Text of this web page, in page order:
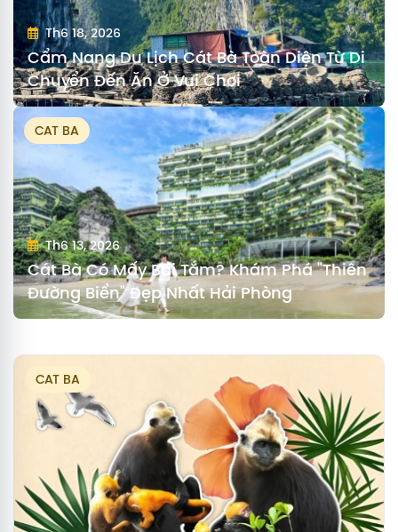
Th6 18, 2026
Cẩm Nang Du Lịch Cát Bà Toàn Diện Từ Di
Chuyển Đến Ăn Ở Vui Chơi
CAT BA
Th6 13, 2026
Cát Bà Có Mấy Bãi Tắm? Khám Phá "Thiên
Đường Biển" Đẹp Nhất Hải Phòng
CAT BA